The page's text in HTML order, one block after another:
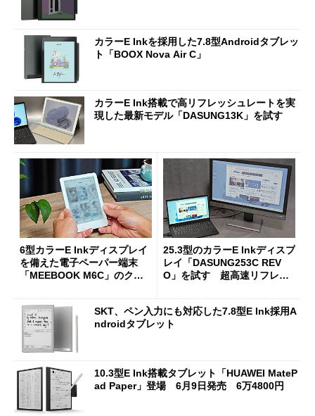
カラーE Inkを採用した7.8型Androidタブレッ
ト「BOOX Nova Air C」
カラーE Ink搭載で高リフレッシュレートを実
現した最新モデル「DASUNG13K」を試す
6型カラーE Inkディスプレイ
を備えた電子ペーパー端末
「MEEBOOK M6C」のクラ
25.3型のカラーE Inkディスプ
レイ「DASUNG253C REV
O」を試す 超高速リフレッ
SKT、ペン入力にも対応した7.8型E Ink採用A
ndroidタブレット
10.3型E Ink搭載タブレット「HUAWEI MateP
ad Paper」登場 6月9日発売 6万4800円